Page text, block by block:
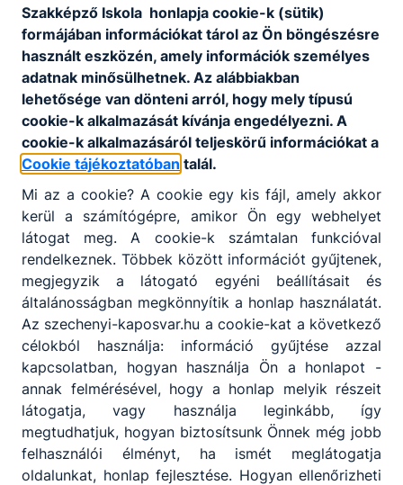
+36 82 510-941
Neiczer Csaba
karbantartó
technika
titkarsag@szechenyi-
+36 82 510-941
Sofőr
Schmidt Péter
sofőr
technika
titkarsag@szechenyi-
kaposvar.hu
+36 82 510-941
Szakképző Iskola honlapja cookie-k (sütik)
formájában információkat tárol az Ön böngészésre
használt eszközén, amely információk személyes
adatnak minősülhetnek. Az alábbiakban
lehetősége van dönteni arról, hogy mely típusú
cookie-k alkalmazását kívánja engedélyezni. A
cookie-k alkalmazásáról teljeskörű információkat a
Cookie tájékoztatóban talál.
Mi az a cookie? A cookie egy kis fájl, amely akkor
kerül a számítógépre, amikor Ön egy webhelyet
látogat meg. A cookie-k számtalan funkcióval
rendelkeznek. Többek között információt gyűjtenek,
megjegyzik a látogató egyéni beállításait és
általánosságban megkönnyítik a honlap használatát.
Az szechenyi-kaposvar.hu a cookie-kat a következő
célokból használja: információ gyűjtése azzal
kapcsolatban, hogyan használja Ön a honlapot -
annak felmérésével, hogy a honlap melyik részeit
látogatja, vagy használja leginkább, így
megtudhatjuk, hogyan biztosítsunk Önnek még jobb
felhasználói élményt, ha ismét meglátogatja
oldalunkat, honlap fejlesztése. Hogyan ellenőrizheti